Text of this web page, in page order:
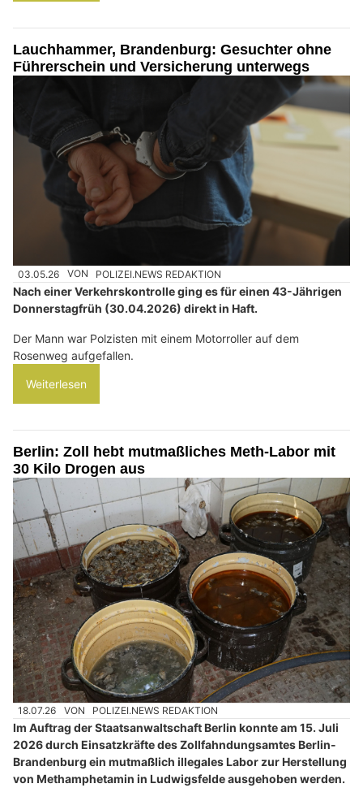
Lauchhammer, Brandenburg: Gesuchter ohne
Führerschein und Versicherung unterwegs
03.05.26 VON POLIZEI.NEWS REDAKTION
Nach einer Verkehrskontrolle ging es für einen 43-Jährigen
Donnerstagfrüh (30.04.2026) direkt in Haft.
Der Mann war Polzisten mit einem Motorroller auf dem
Rosenweg aufgefallen.
Weiterlesen
Berlin: Zoll hebt mutmaßliches Meth-Labor mit
30 Kilo Drogen aus
18.07.26 VON POLIZEI.NEWS REDAKTION
Im Auftrag der Staatsanwaltschaft Berlin konnte am 15. Juli
2026 durch Einsatzkräfte des Zollfahndungsamtes Berlin-
Brandenburg ein mutmaßlich illegales Labor zur Herstellung
von Methamphetamin in Ludwigsfelde ausgehoben werden.